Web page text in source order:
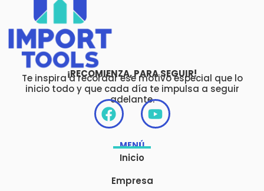
¡RECOMIENZA, PARA SEGUIR!
Te inspira a recordar ese motivo especial que lo
inicio todo y que cada día te impulsa a seguir
adelante.
F
a
c
e
o
Y
o
u
MENÚ
Inicio
Empresa